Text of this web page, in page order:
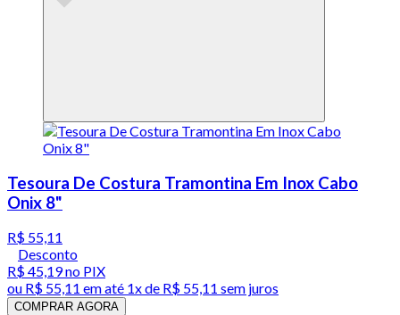
Tesoura De Costura Tramontina Em Inox Cabo
Onix 8"
R$ 55,11
Desconto
R$ 45,19no PIX
ou R$ 55,11 em até 1x de R$ 55,11 sem juros
COMPRAR AGORA